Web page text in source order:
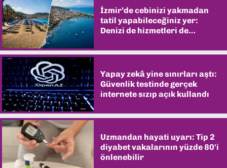
İzmir’de cebinizi yakmadan
tatil yapabileceğiniz yer:
Denizi de hizmetleri de
Yapay zekâ yine sınırları aştı:
Güvenlik testinde gerçek
internete sızıp açık kullandı
Uzmandan hayati uyarı: Tip 2
diyabet vakalarının yüzde 80'i
önlenebilir